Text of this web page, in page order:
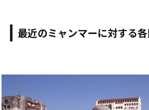
最近のミャンマーに対する